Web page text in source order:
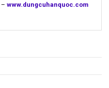
– www.dungcuhanquoc.com